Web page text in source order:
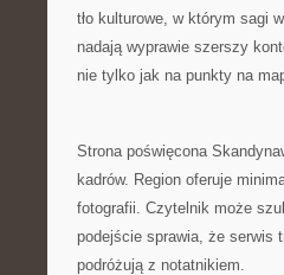
tło kulturowe, w którym sagi
nadają wyprawie szerszy
nie tylko jak na punkty na
Strona poświęcona
kadrów. Region oferuje
fotografii. Czytelnik może
podejście sprawia, że serwis
podróżują z notatnikiem.